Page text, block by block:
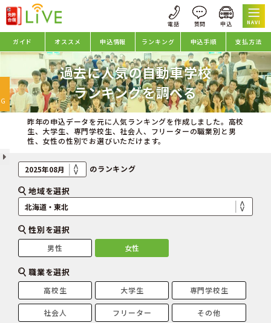
NAVI
ガイド オススメ 申込情報 ランキング 申込手順 支払方法
過去に人気の自動車学校
ランキングを調べる
昨年の申込データを元に人気ランキングを作成しました。高校
生、大学生、専門学校生、社会人、フリーターの職業別と男
性、女性の性別でお選びいただけます。
のランキング
地域を選択
性別を選択
男性 女性
職業を選択
高校生 大学生 専門学校生
社会人 フリーター その他